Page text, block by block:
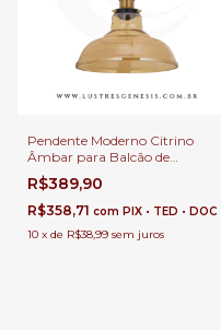
Pendente Moderno Citrino
Âmbar para Balcão de
Cozinha, Quartos e Lavabo -
GMH o P-CITRINO-AMBAR
R$389,90
R$358,71 com PIX • TED • DOC
10 x de R$38,99 sem juros